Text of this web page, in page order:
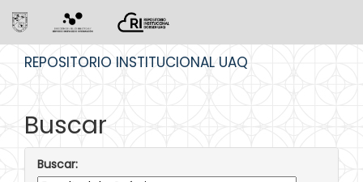
REPOSITORIO INSTITUCIONAL UAQ
Buscar
Buscar: